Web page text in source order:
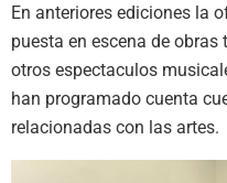
En anteriores ediciones la
puesta en escena de
otros espectaculos
han programado cuenta
relacionadas con las artes.